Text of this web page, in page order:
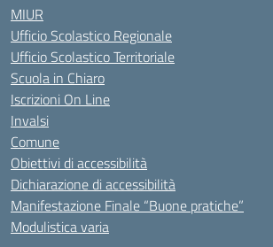
MIUR
Ufficio Scolastico Regionale
Ufficio Scolastico Territoriale
Scuola in Chiaro
Iscrizioni On Line
Invalsi
Comune
Obiettivi di accessibilità
Dichiarazione di accessibilità
Manifestazione Finale “Buone pratiche”
Modulistica varia